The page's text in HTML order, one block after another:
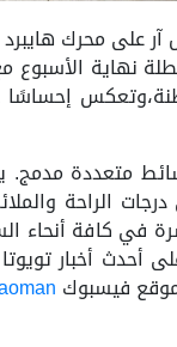
نهاية الأسبوع
إحساسًا
المتعددة مع نظام
الراحة
في كافة أنحاء
أحدث أخبار
فيسبوك